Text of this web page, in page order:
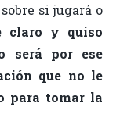
si jugará o
claro y quiso
será por ese
que no le
para tomar la